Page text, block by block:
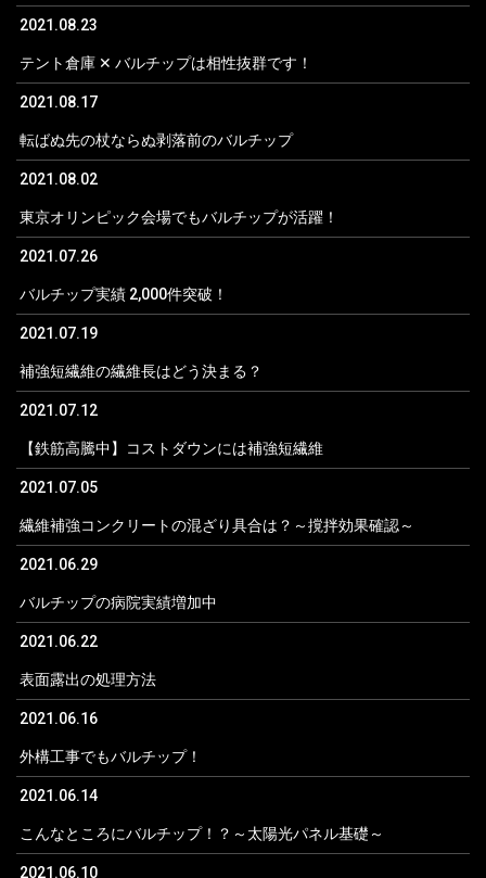
2021.08.23
テント倉庫 ✕ バルチップは相性抜群です！
2021.08.17
転ばぬ先の杖ならぬ剥落前のバルチップ
2021.08.02
東京オリンピック会場でもバルチップが活躍！
2021.07.26
バルチップ実績 2,000件突破！
2021.07.19
補強短繊維の繊維長はどう決まる？
2021.07.12
【鉄筋高騰中】コストダウンには補強短繊維
2021.07.05
繊維補強コンクリートの混ざり具合は？～撹拌効果確認～
2021.06.29
バルチップの病院実績増加中
2021.06.22
表面露出の処理方法
2021.06.16
外構工事でもバルチップ！
2021.06.14
こんなところにバルチップ！？～太陽光パネル基礎～
2021.06.10